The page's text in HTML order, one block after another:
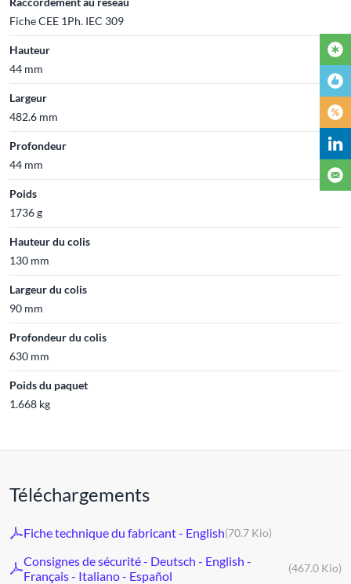
Fiche CEE 1Ph. IEC 309
Hauteur
44 mm
Largeur
482.6 mm
Profondeur
44 mm
Poids
1736 g
Hauteur du colis
130 mm
Largeur du colis
90 mm
Profondeur du colis
630 mm
Poids du paquet
1.668 kg
Téléchargements
Fiche technique du fabricant - English(70.7 Kio)
Consignes de sécurité - Deutsch - English -
Français - Italiano - Español
(467.0 Kio)